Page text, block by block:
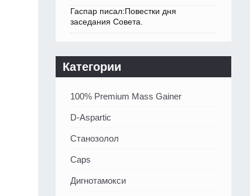
Гаспар писал:Повестки дня
заседания Совета.
Категории
100% Premium Mass Gainer
D-Aspartic
Станозолол
Caps
Дигнотамокси